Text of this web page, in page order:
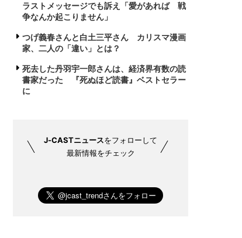
ラストメッセージでも訴え「愛があれば 戦
争なんか起こりません」
つげ義春さんと白土三平さん カリスマ漫画
家、二人の「違い」とは？
死去した丹羽宇一郎さんは、経済界有数の読
書家だった 『死ぬほど読書』ベストセラー
に
J-CASTニュースをフォローして
最新情報をチェック